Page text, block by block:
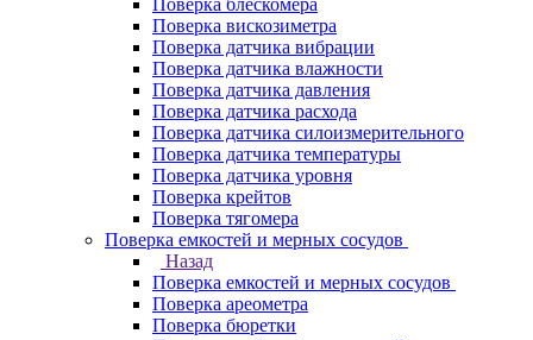
Поверка блескомера
Поверка вискозиметра
Поверка датчика вибрации
Поверка датчика влажности
Поверка датчика давления
Поверка датчика расхода
Поверка датчика силоизмерительного
Поверка датчика температуры
Поверка датчика уровня
Поверка крейтов
Поверка тягомера
Поверка емкостей и мерных сосудов
Назад
Поверка емкостей и мерных сосудов
Поверка ареометра
Поверка бюретки